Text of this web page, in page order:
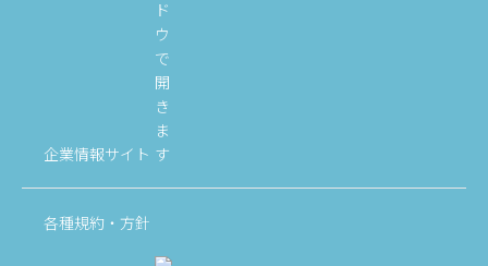
企業情報サイト
各種規約・方針